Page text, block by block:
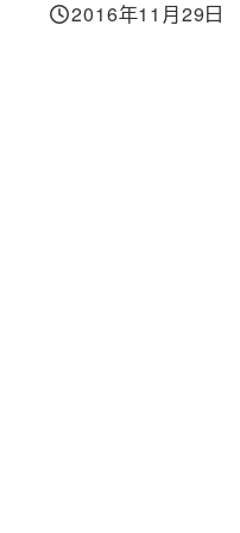
投稿日
2016年11月29日